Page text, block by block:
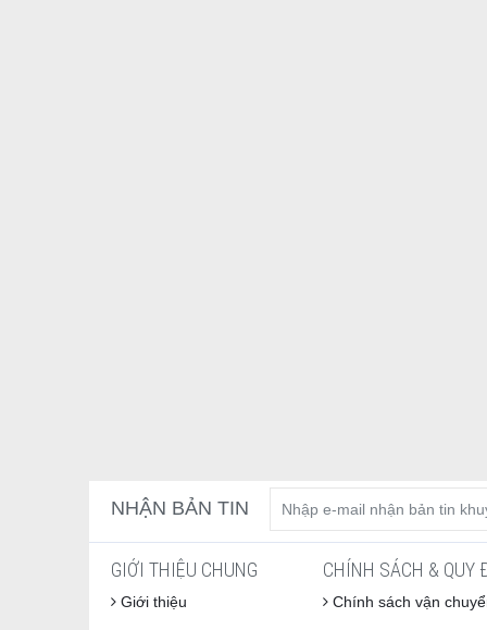
NHẬN BẢN TIN
GIỚI THIỆU CHUNG
Giới thiệu
CHÍNH SÁCH & QUY
Chính sách vận